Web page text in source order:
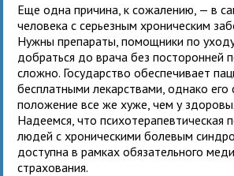
Еще одна причина, к сожалению, — в
человека с серьезным хроническим
Нужны препараты, помощники по
добраться до врача без посторонней
сложно. Государство обеспечивает
бесплатными лекарствами, однако его
положение все же хуже, чем у
Надеемся, что психотерапевтическая
людей с хроническими болевым
доступна в рамках обязательного
страхования.